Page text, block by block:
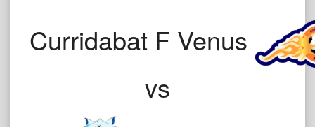
Curridabat F Venus
vs